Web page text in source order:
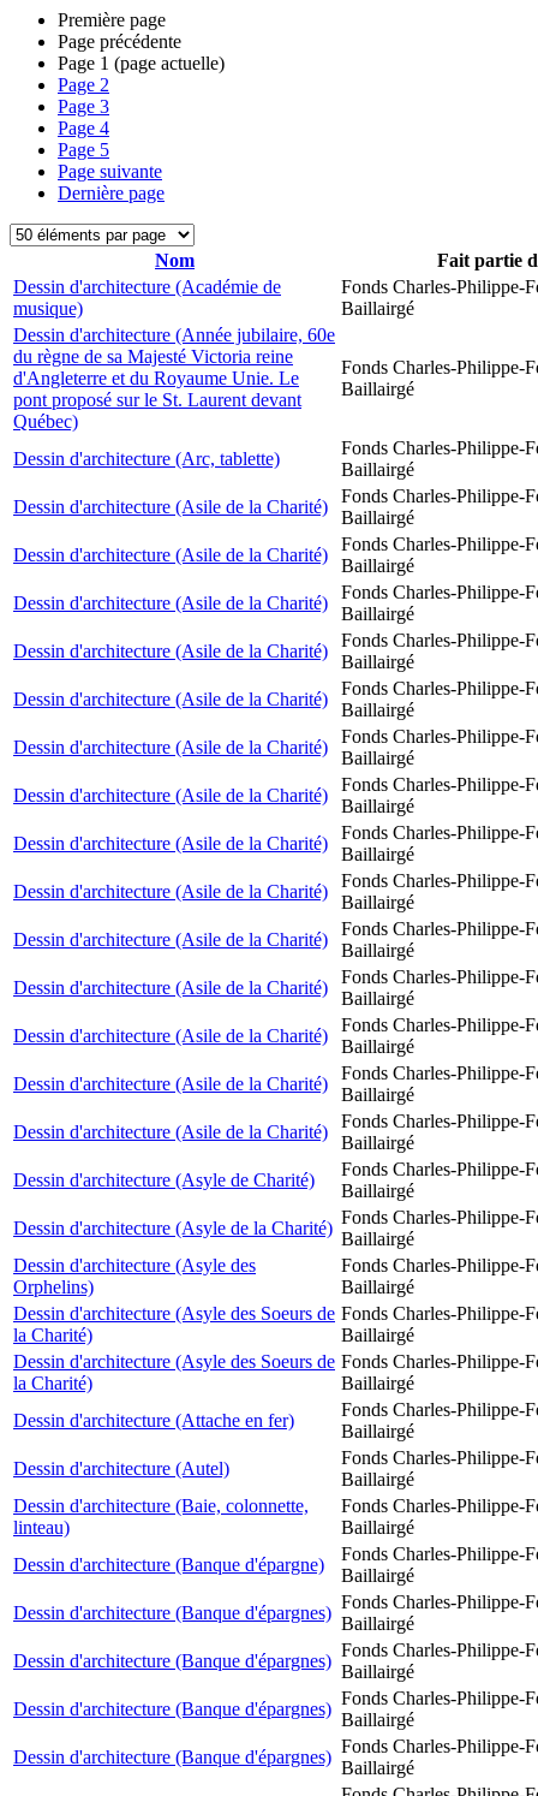
Première page
Page précédente
Page 1 (page actuelle)
Page 2
Page 3
Page 4
Page 5
Page suivante
Dernière page
Nom
Fait partie
Dessin d'architecture (Académie de
musique)
Fonds Charles-Philippe-
Baillairgé
Dessin d'architecture (Année jubilaire, 60e
du règne de sa Majesté Victoria reine
d'Angleterre et du Royaume Unie. Le
pont proposé sur le St. Laurent devant
Québec)
Fonds Charles-Philippe-
Baillairgé
Dessin d'architecture (Arc, tablette)
Fonds Charles-Philippe-
Baillairgé
Dessin d'architecture (Asile de la Charité)
Fonds Charles-Philippe-
Baillairgé
Dessin d'architecture (Asile de la Charité)
Fonds Charles-Philippe-
Baillairgé
Dessin d'architecture (Asile de la Charité)
Fonds Charles-Philippe-
Baillairgé
Dessin d'architecture (Asile de la Charité)
Fonds Charles-Philippe-
Baillairgé
Dessin d'architecture (Asile de la Charité)
Fonds Charles-Philippe-
Baillairgé
Dessin d'architecture (Asile de la Charité)
Fonds Charles-Philippe-
Baillairgé
Dessin d'architecture (Asile de la Charité)
Fonds Charles-Philippe-
Baillairgé
Dessin d'architecture (Asile de la Charité)
Fonds Charles-Philippe-
Baillairgé
Dessin d'architecture (Asile de la Charité)
Fonds Charles-Philippe-
Baillairgé
Dessin d'architecture (Asile de la Charité)
Fonds Charles-Philippe-
Baillairgé
Dessin d'architecture (Asile de la Charité)
Fonds Charles-Philippe-
Baillairgé
Dessin d'architecture (Asile de la Charité)
Fonds Charles-Philippe-
Baillairgé
Dessin d'architecture (Asile de la Charité)
Fonds Charles-Philippe-
Baillairgé
Dessin d'architecture (Asile de la Charité)
Fonds Charles-Philippe-
Baillairgé
Dessin d'architecture (Asyle de Charité)
Fonds Charles-Philippe-
Baillairgé
Dessin d'architecture (Asyle de la Charité)
Fonds Charles-Philippe-
Baillairgé
Dessin d'architecture (Asyle des
Orphelins)
Fonds Charles-Philippe-
Baillairgé
Dessin d'architecture (Asyle des Soeurs de
la Charité)
Fonds Charles-Philippe-
Baillairgé
Dessin d'architecture (Asyle des Soeurs de
la Charité)
Fonds Charles-Philippe-
Baillairgé
Dessin d'architecture (Attache en fer)
Fonds Charles-Philippe-
Baillairgé
Dessin d'architecture (Autel)
Fonds Charles-Philippe-
Baillairgé
Dessin d'architecture (Baie, colonnette,
linteau)
Fonds Charles-Philippe-
Baillairgé
Dessin d'architecture (Banque d'épargne)
Fonds Charles-Philippe-
Baillairgé
Dessin d'architecture (Banque d'épargnes)
Fonds Charles-Philippe-
Baillairgé
Dessin d'architecture (Banque d'épargnes)
Fonds Charles-Philippe-
Baillairgé
Dessin d'architecture (Banque d'épargnes)
Fonds Charles-Philippe-
Baillairgé
Dessin d'architecture (Banque d'épargnes)
Fonds Charles-Philippe-
Baillairgé